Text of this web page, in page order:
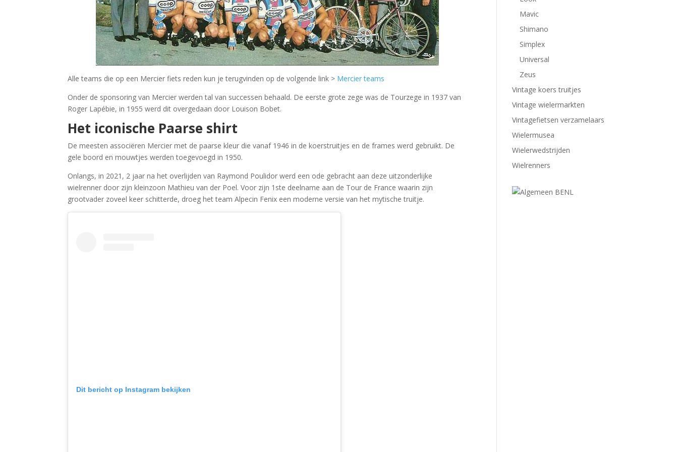
Alle teams die op een Mercier fiets reden kun je terugvinden op de volgende link > Mercier teams
Onder de sponsoring van Mercier werden tal van successen behaald. De eerste grote zege was de Tourzege in 1937 van
Roger Lapébie, in 1955 werd dit overgedaan door Louison Bobet.
Het iconische Paarse shirt
De meesten associëren Mercier met de paarse kleur die vanaf 1946 in de koerstruitjes en de frames werd gebruikt. De
gele boord en mouwtjes werden toegevoegd in 1950.
Onlangs, in 2021, 2 jaar na het overlijden van Raymond Poulidor werd een ode gebracht aan deze uitzonderlijke
wielrenner door zijn kleinzoon Mathieu van der Poel. Voor zijn 1ste deelname aan de Tour de France waarin zijn
grootvader zoveel keer schitterde, droeg het team Alpecin Fenix een moderne versie van het mytische truitje.
Dit bericht op Instagram bekijken
Mavic
Shimano
Simplex
Universal
Zeus
Vintage koers truitjes
Vintage wielermarkten
Vintagefietsen verzamelaars
Wielermusea
Wielerwedstrijden
Wielrenners